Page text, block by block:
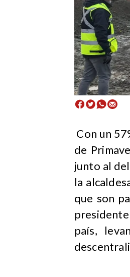
Con un
de
junto al
la
que son
país,